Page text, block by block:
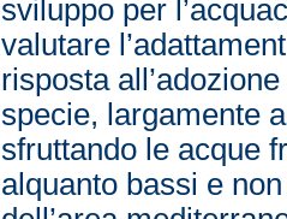
sviluppo per
valutare
risposta
specie, largamente
sfruttando le acque
alquanto bassi e